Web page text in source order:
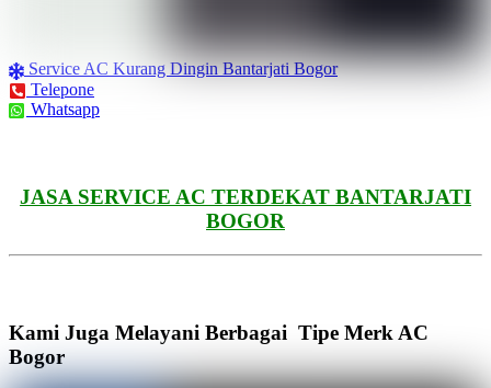
Service AC Kurang Dingin Bantarjati Bogor
Telepone
Whatsapp
JASA SERVICE AC TERDEKAT BANTARJATI
BOGOR
Kami Juga Melayani Berbagai Tipe Merk AC
Bogor